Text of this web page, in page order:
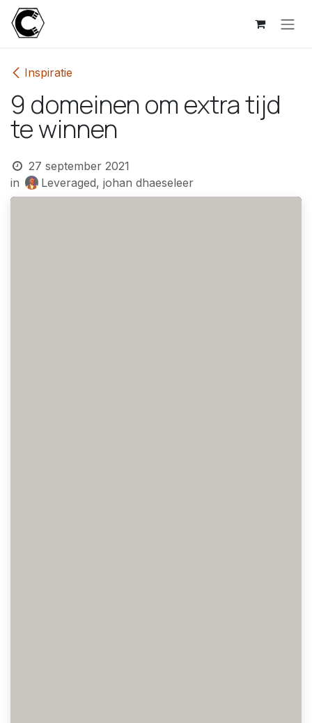
Overslaan naar inhoud
Inspiratie
9 domeinen om extra tijd
te winnen
27 september 2021
in
Leveraged, johan dhaeseleer